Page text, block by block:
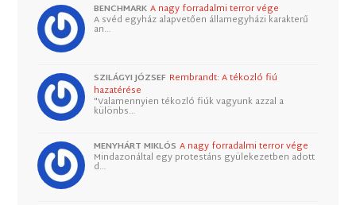
BENCHMARK A nagy forradalmi terror vége
A svéd egyház alapvetően államegyházi karakterű
an…
SZILÁGYI JÓZSEF Rembrandt: A tékozló fiú
hazatérése
"Valamennyien tékozló fiúk vagyunk azzal a
különbs…
MENYHÁRT MIKLÓS A nagy forradalmi terror vége
Mindazonáltal egy protestáns gyülekezetben adott
d…